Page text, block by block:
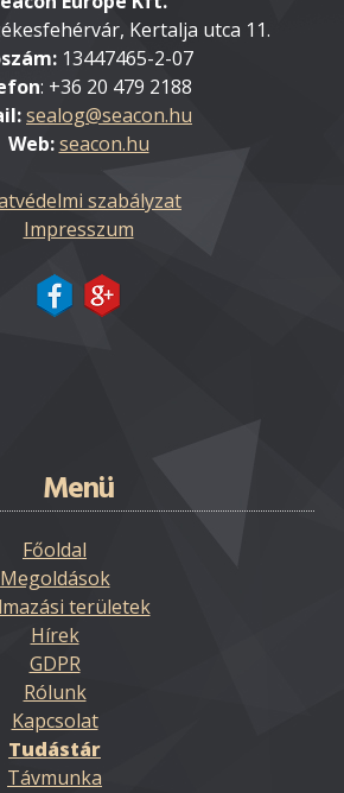
Kertalja utca 11.
13447465-2-07
: +36 20 479 2188
Web:seacon.hu
szabályzat
Impresszum
Menü
Főoldal
Megoldások
területek
Hírek
GDPR
Rólunk
Kapcsolat
Tudástár
Távmunka